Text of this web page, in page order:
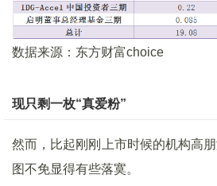
数据来源：东方财富choice
现只剩一枚“真爱粉”
然而，比起刚刚上市时候的机构高
图不免显得有些落寞。